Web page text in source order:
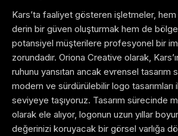
Kars’ta faaliyet gösteren işletmeler,
derin bir güven oluşturmak hem de bölge
potansiyel müşterilere profesyonel bir
zorundadır. Oriona Creative olarak,
ruhunu yansıtan ancak evrensel tasarım
modern ve sürdürülebilir logo tasarımları
seviyeye taşıyoruz. Tasarım sürecinde
olarak ele alıyor, logonun uzun yıllar
değerinizi koruyacak bir görsel varlığa